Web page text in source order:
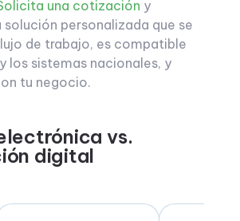
una cotización y
solución personalizada que se
de trabajo, es compatible
los sistemas nacionales, y
tu negocio.
vs.
digital